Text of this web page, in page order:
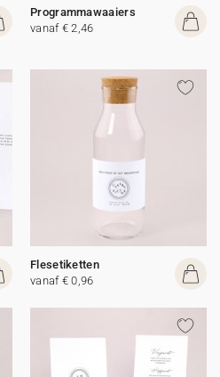
Programmawaaiers
vanaf € 2,46
Flesetiketten
vanaf € 0,96